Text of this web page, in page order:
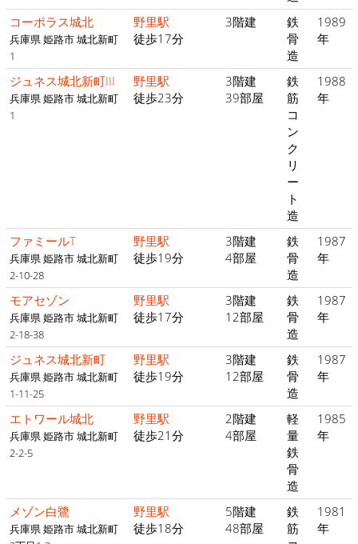
コーポラス城北
兵庫県 姫路市 城北新町
1
野里駅
徒歩17分
3階建
鉄
骨
造
1989
年
ジュネス城北新町III
兵庫県 姫路市 城北新町
1
野里駅
徒歩23分
3階建
39部屋
鉄
筋
コ
ン
ク
リ
ー
ト
造
1988
年
ファミールT
兵庫県 姫路市 城北新町
2-10-28
野里駅
徒歩19分
3階建
4部屋
鉄
骨
造
1987
年
モアセゾン
兵庫県 姫路市 城北新町
2-18-38
野里駅
徒歩17分
3階建
12部屋
鉄
骨
造
1987
年
ジュネス城北新町
兵庫県 姫路市 城北新町
1-11-25
野里駅
徒歩19分
3階建
12部屋
鉄
骨
造
1987
年
エトワール城北
兵庫県 姫路市 城北新町
2-2-5
野里駅
徒歩21分
2階建
4部屋
軽
量
鉄
骨
造
1985
年
メゾン白鷺
兵庫県 姫路市 城北新町
野里駅
徒歩18分
5階建
48部屋
鉄
筋
1981
年